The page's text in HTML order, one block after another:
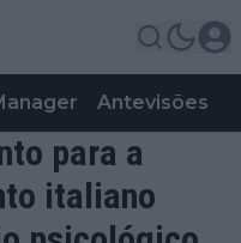
Antevisões
para a
italiano